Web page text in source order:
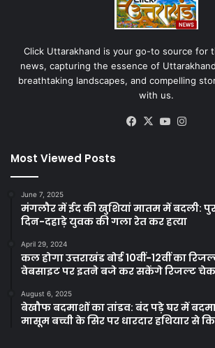
Click Uttarakhand is your go-to source for
news, capturing the essence of
breathtaking landscapes, and compelling
with us.
Facebook
X YouTube
Most Viewed Posts
June 7, 2025
मंगलौर में ईद की खुशियां मातम में बदली:
दिन-दहाड़े युवक की गला रेत कर हत्या
April 29, 2024
कल होगा उत्तराखंड बोर्ड 10वीं-12वीं का
वेबसाइट पर इतने बजे कर सकेंगे रिजल्ट चेक
August 6, 2025
बेखौफ बदमाशों का तांडव: बंद पड़े घर में
मासूम बच्ची के सिर पर धारदार हथियार से